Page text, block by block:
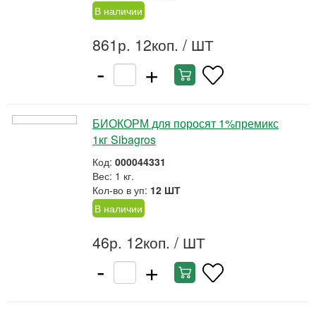
В наличии
861р. 12коп. / ШТ
- +
БИОКОРМ для поросят 1%премикс
1кг Sibagros
Код: 000044331
Вес: 1 кг.
Кол-во в уп: 12 ШТ
В наличии
46р. 12коп. / ШТ
- +